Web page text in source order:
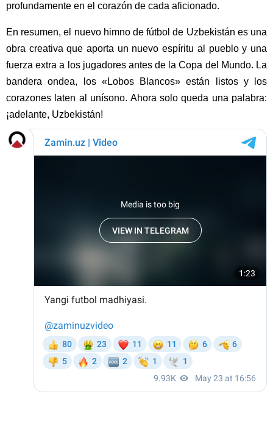
profundamente en el corazón de cada aficionado.
En resumen, el nuevo himno de fútbol de Uzbekistán es una
obra creativa que aporta un nuevo espíritu al pueblo y una
fuerza extra a los jugadores antes de la Copa del Mundo. La
bandera ondea, los «Lobos Blancos» están listos y los
corazones laten al unísono. Ahora solo queda una palabra:
¡adelante, Uzbekistán!